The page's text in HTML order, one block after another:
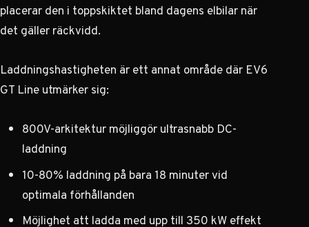
placerar den i toppskiktet bland dagens elbilar när
det gäller räckvidd.
Laddningshastigheten är ett annat område där EV6
GT Line utmärker sig:
800V-arkitektur möjliggör ultrasnabb DC-
laddning
10-80% laddning på bara 18 minuter vid
optimala förhållanden
Möjlighet att ladda med upp till 350 kW effekt